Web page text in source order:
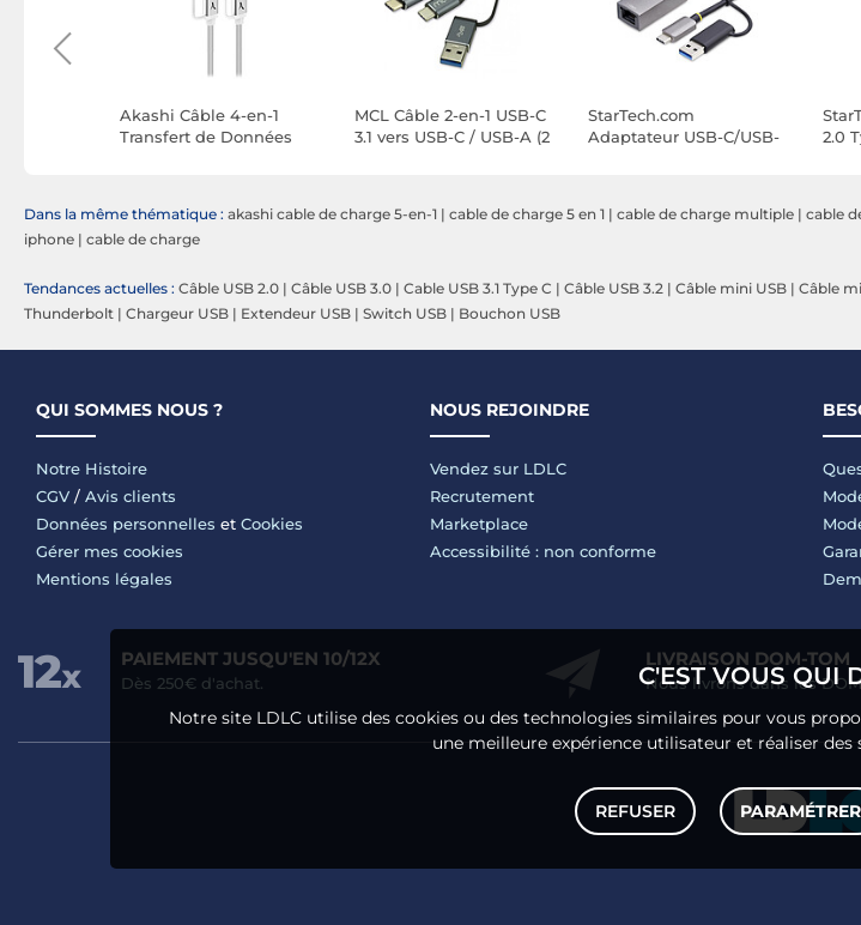
C'EST VOUS QUI
Notre site LDLC utilise des cookies ou des technologies similaires pour vous
une meilleure expérience utilisateur et réaliser des
REFUSER PARAMÉTRER
Akashi Câble 4-en-1
Transfert de Données
MCL Câble 2-en-1 USB-C
3.1 vers USB-C / USB-A (2
StarTech.com
Adaptateur USB-C/USB-
2.0
Dans la même thématique : akashi cable de charge 5-en-1 | cable de charge 5 en 1 | cable de charge multiple | cable
iphone | cable de charge
Tendances actuelles : Câble USB 2.0 | Câble USB 3.0 | Cable USB 3.1 Type C | Câble USB 3.2 | Câble mini USB | Câble
Thunderbolt | Chargeur USB | Extendeur USB | Switch USB | Bouchon USB
QUI SOMMES NOUS ?
Notre Histoire
CGV / Avis clients
Données personnelles et Cookies
Gérer mes cookies
Mentions légales
NOUS REJOINDRE
Vendez sur LDLC
Recrutement
Marketplace
Accessibilité : non conforme
PAIEMENT JUSQU'EN 10/12X
Dès 250€ d'achat.
LIVRAISON DOM-TOM
Nous livrons dans les